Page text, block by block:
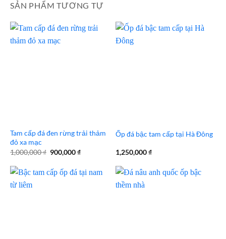
SẢN PHẨM TƯƠNG TỰ
Tam cấp đá đen rừng trải thảm
đỏ xa mạc
1,000,000₫ Giá
1,000,000 ₫.
900,000₫Giá
là:
Ốp đá bậc tam cấp tại Hà Đông
1,250,000₫